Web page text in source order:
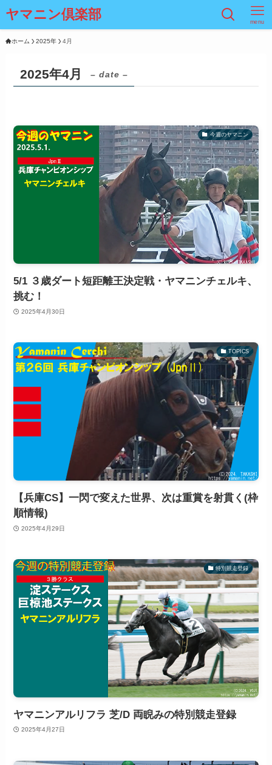
ヤマニン倶楽部 menu
ホーム 2025年 4月
2025年4月 – date –
今週のヤマニン
5/1 ３歳ダート短距離王決定戦・ヤマニンチェルキ、
挑む！
2025年4月30日
TOPICS
【兵庫CS】一閃で変えた世界、次は重賞を射貫く(枠
順情報)
2025年4月29日
特別競走登録
ヤマニンアルリフラ 芝/D 両睨みの特別競走登録
2025年4月27日